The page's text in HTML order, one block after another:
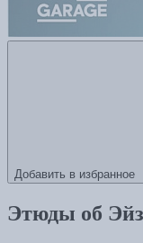
Добавить в избранное
Этюды об